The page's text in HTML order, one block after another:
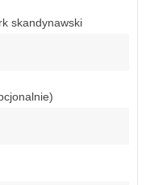
skandynawski